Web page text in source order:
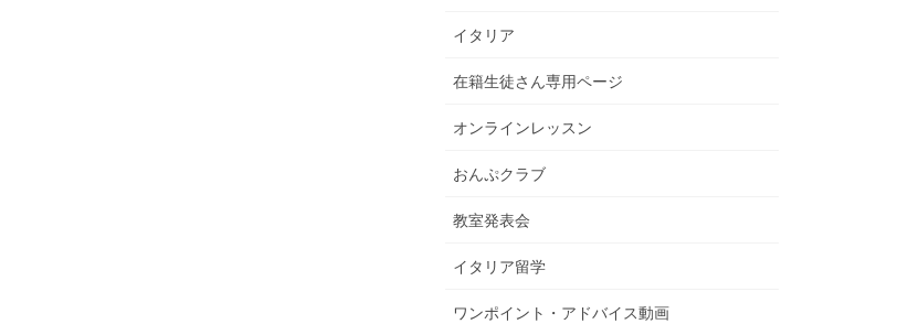
イタリア
在籍生徒さん専用ページ
オンラインレッスン
おんぷクラブ
教室発表会
イタリア留学
ワンポイント・アドバイス動画